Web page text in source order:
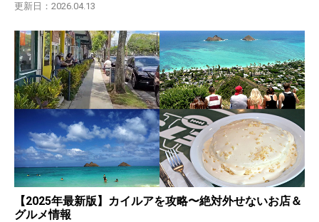
更新日：2026.04.13
【2025年最新版】カイルアを攻略〜絶対外せないお店＆
グルメ情報